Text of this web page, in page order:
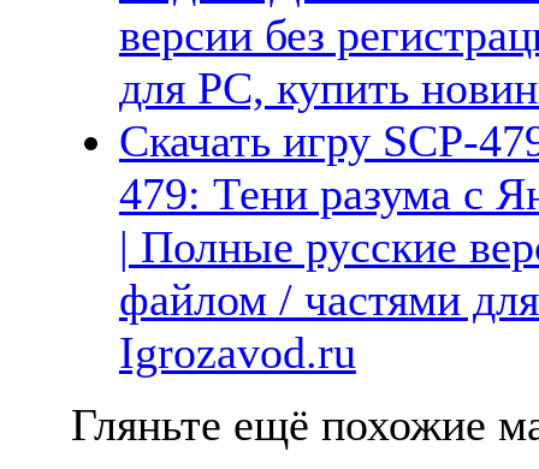
версии без
для PC, купить
Скачать игру SCP-
479: Тени разума с
| Полные русские
файлом / частями
Igrozavod.ru
Гляньте ещё похожие